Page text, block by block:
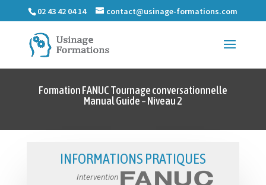
02 43 42 04 14 contact@usinage-formations.com
Formation FANUC Tournage conversationnelle
Manual Guide – Niveau 2
INFORMATIONS PRATIQUES
Intervention